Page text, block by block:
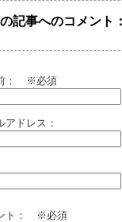
記事へのコメント：
： ※必須
アドレス：
ト： ※必須